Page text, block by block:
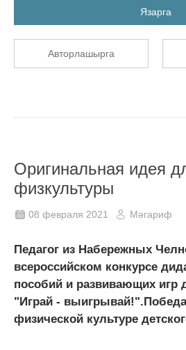
Язарга
Авторлашырга
Оригинальная идея
физкультуры
08 февраля 2021 Мәгариф
Педагог из Набережных
всероссийском конкурсе
пособий и развивающих игр
"Играй - выигрывай!".Победа
физической культуре